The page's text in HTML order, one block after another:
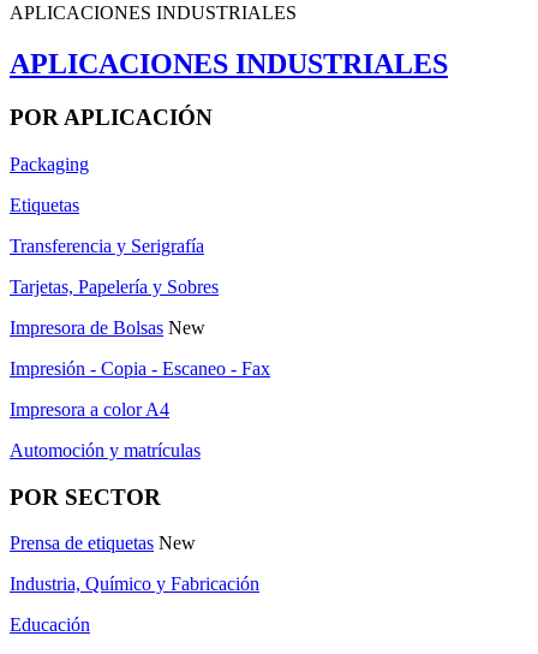
APLICACIONES INDUSTRIALES
APLICACIONES INDUSTRIALES
POR APLICACIÓN
Packaging
Etiquetas
Transferencia y Serigrafía
Tarjetas, Papelería y Sobres
Impresora de Bolsas New
Impresión - Copia - Escaneo - Fax
Impresora a color A4
Automoción y matrículas
POR SECTOR
Prensa de etiquetas New
Industria, Químico y Fabricación
Educación